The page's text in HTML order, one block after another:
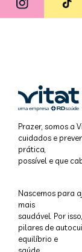
Prazer, somos a
cuidados e
prática,
possível e que
Nascemos para
mais
saudável. Por
pilares de
equilíbrio e